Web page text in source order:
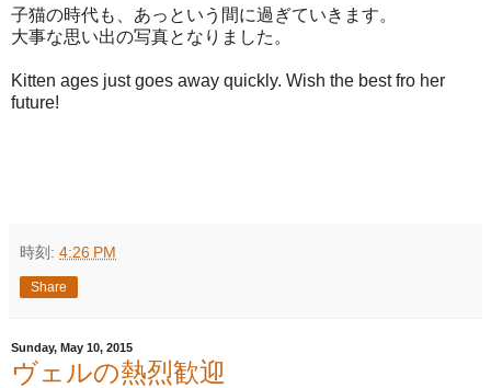
子猫の時代も、あっという間に過ぎていきます。
大事な思い出の写真となりました。
Kitten ages just goes away quickly. Wish the best fro her
future!
時刻: 4:26 PM
Share
Sunday, May 10, 2015
ヴェルの熱烈歓迎